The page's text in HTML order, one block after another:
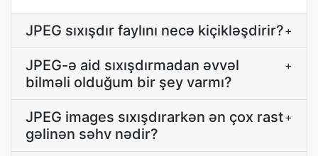
JPEG sıxışdır faylını necə kiçikləşdirir?+
JPEG-ə aid sıxışdırmadan əvvəl
bilməli olduğum bir şey varmı?
+
JPEG images sıxışdırarkən ən çox rast
gəlinən səhv nədir?
+